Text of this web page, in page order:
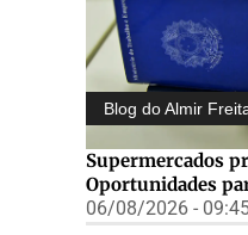
Blog do Almir
Supermercados
Oportunidades
06/08/2026 -